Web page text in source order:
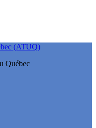
(ATUQ)
Québec